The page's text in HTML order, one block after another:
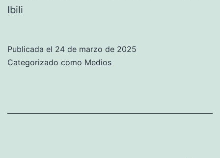
Ibili
Publicada el 24 de marzo de 2025
Categorizado como Medios